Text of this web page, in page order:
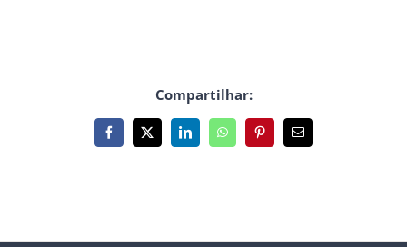
Compartilhar:
Facebook
X LinkedInWhatsAppPinterest
E-
mail